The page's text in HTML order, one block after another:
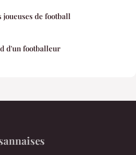
de football
d'un footballeur